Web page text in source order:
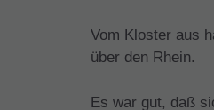
Vom Kloster aus
über den Rhein.
Es war gut, daß